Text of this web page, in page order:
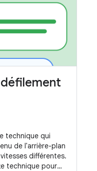
technique qui
de l'arrière-plan
différentes.
technique pour